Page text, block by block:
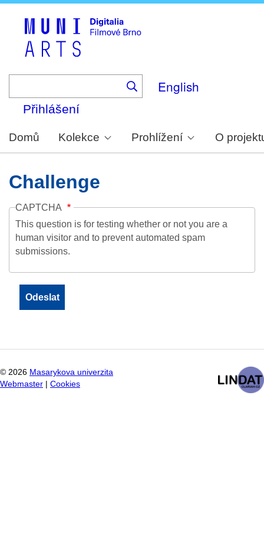
English
Přihlášení
Domů Kolekce Prohlížení O
Challenge
CAPTCHA
This question is for testing whether or not you are a
human visitor and to prevent automated spam
submissions.
© 2026 Masarykova univerzita
Webmaster
Cookies